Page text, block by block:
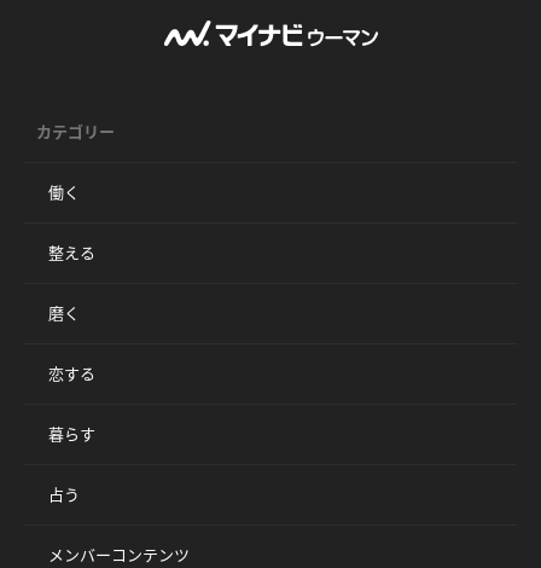
カテゴリー
働く
整える
磨く
恋する
暮らす
占う
メンバーコンテンツ